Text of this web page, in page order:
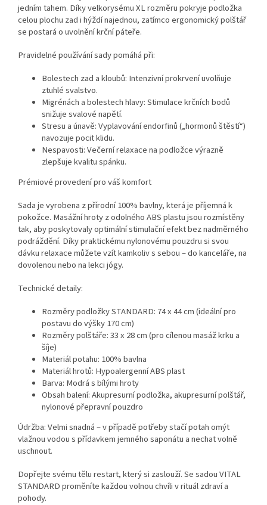
jedním tahem. Díky velkorysému XL rozměru pokryje podložka
celou plochu zad i hýždí najednou, zatímco ergonomický polštář
se postará o uvolnění krční páteře.
Pravidelné používání sady pomáhá při:
Bolestech zad a kloubů: Intenzivní prokrvení uvolňuje
ztuhlé svalstvo.
Migrénách a bolestech hlavy: Stimulace krčních bodů
snižuje svalové napětí.
Stresu a únavě: Vyplavování endorfinů („hormonů štěstí“)
navozuje pocit klidu.
Nespavosti: Večerní relaxace na podložce výrazně
zlepšuje kvalitu spánku.
Prémiové provedení pro váš komfort
Sada je vyrobena z přírodní 100% bavlny, která je příjemná k
pokožce. Masážní hroty z odolného ABS plastu jsou rozmístěny
tak, aby poskytovaly optimální stimulační efekt bez nadměrného
podráždění. Díky praktickému nylonovému pouzdru si svou
dávku relaxace můžete vzít kamkoliv s sebou – do kanceláře, na
dovolenou nebo na lekci jógy.
Technické detaily:
Rozměry podložky STANDARD: 74 x 44 cm (ideální pro
postavu do výšky 170 cm)
Rozměry polštáře: 33 x 28 cm (pro cílenou masáž krku a
šíje)
Materiál potahu: 100% bavlna
Materiál hrotů: Hypoalergenní ABS plast
Barva: Modrá s bílými hroty
Obsah balení: Akupresurní podložka, akupresurní polštář,
nylonové přepravní pouzdro
Údržba: Velmi snadná – v případě potřeby stačí potah omýt
vlažnou vodou s přídavkem jemného saponátu a nechat volně
uschnout.
Dopřejte svému tělu restart, který si zaslouží. Se sadou VITAL
STANDARD proměníte každou volnou chvíli v rituál zdraví a
pohody.